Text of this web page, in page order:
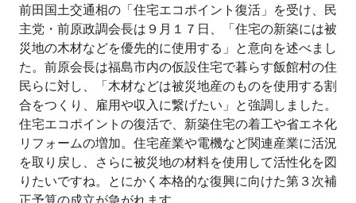
前田国土交通相の「住宅エコポイント復活」を受け、民
主党・前原政調会長は９月１７日、「住宅の新築には被
災地の木材などを優先的に使用する」と意向を述べまし
た。前原会長は福島市内の仮設住宅で暮らす飯館村の住
民らに対し、「木材などは被災地産のものを使用する割
合をつくり、雇用や収入に繋げたい」と強調しました。
住宅エコポイントの復活で、新築住宅の着工や省エネ化
リフォームの増加。住宅産業や電機など関連産業に活況
を取り戻し、さらに被災地の材料を使用して活性化を図
りたいですね。とにかく本格的な復興に向けた第３次補